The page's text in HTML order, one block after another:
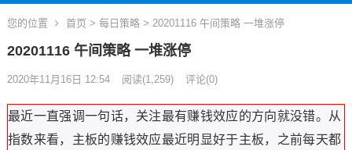
您的位置 首页 > 每日策略 > 20201116 午间策略 一堆涨停
20201116 午间策略 一堆涨停
2020年11月16日 12:54 阅读(1,259) 评论(0)
最近一直强调一句话，关注最有赚钱效应的方向就没错。从
指数来看，主板的赚钱效应最近明显好于主板，之前每天都